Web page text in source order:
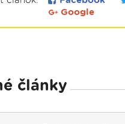
Google
články